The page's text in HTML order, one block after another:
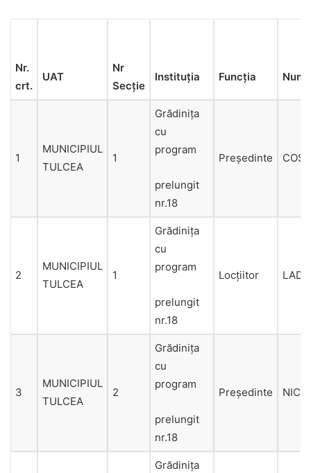
Nr.
crt.
UAT
Nr
Secție
Instituția Funcția Nume
1
MUNICIPIUL
TULCEA
1
Grădiniţa
cu
program
prelungit
nr.18
Președinte
2
MUNICIPIUL
TULCEA
1
Grădiniţa
cu
program
prelungit
nr.18
Locțiitor
3
MUNICIPIUL
TULCEA
2
Grădiniţa
cu
program
prelungit
nr.18
Președinte
Grădiniţa